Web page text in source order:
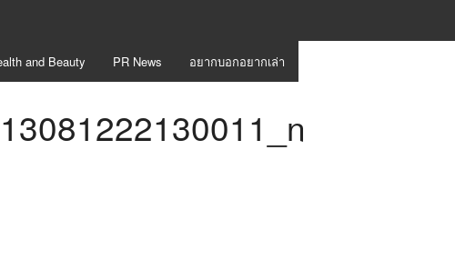
and Beauty PR News อยากบอกอยากเล่า